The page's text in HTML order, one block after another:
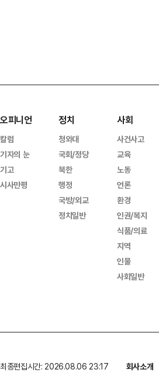
오피니언
칼럼
기자의 눈
기고
시사만평
정치
청와대
국회/정당
북한
행정
국방/외교
정치일반
사회
사건사고
교육
노동
언론
환경
인권/복지
식품/의료
지역
인물
사회일반
최종편집시간: 2026.08.06 23:17 회사소개